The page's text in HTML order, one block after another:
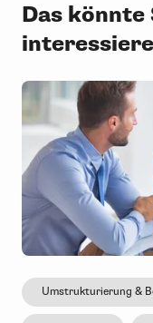
Das könnte
Umstrukturierung &